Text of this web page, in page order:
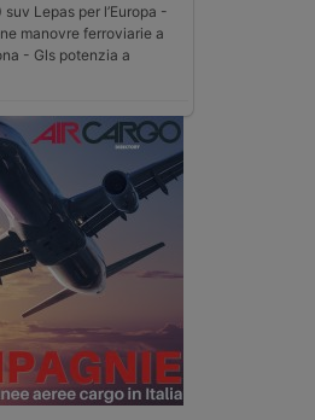
Lepas per l’Europa -
manovre ferroviarie a
- Gls potenzia a